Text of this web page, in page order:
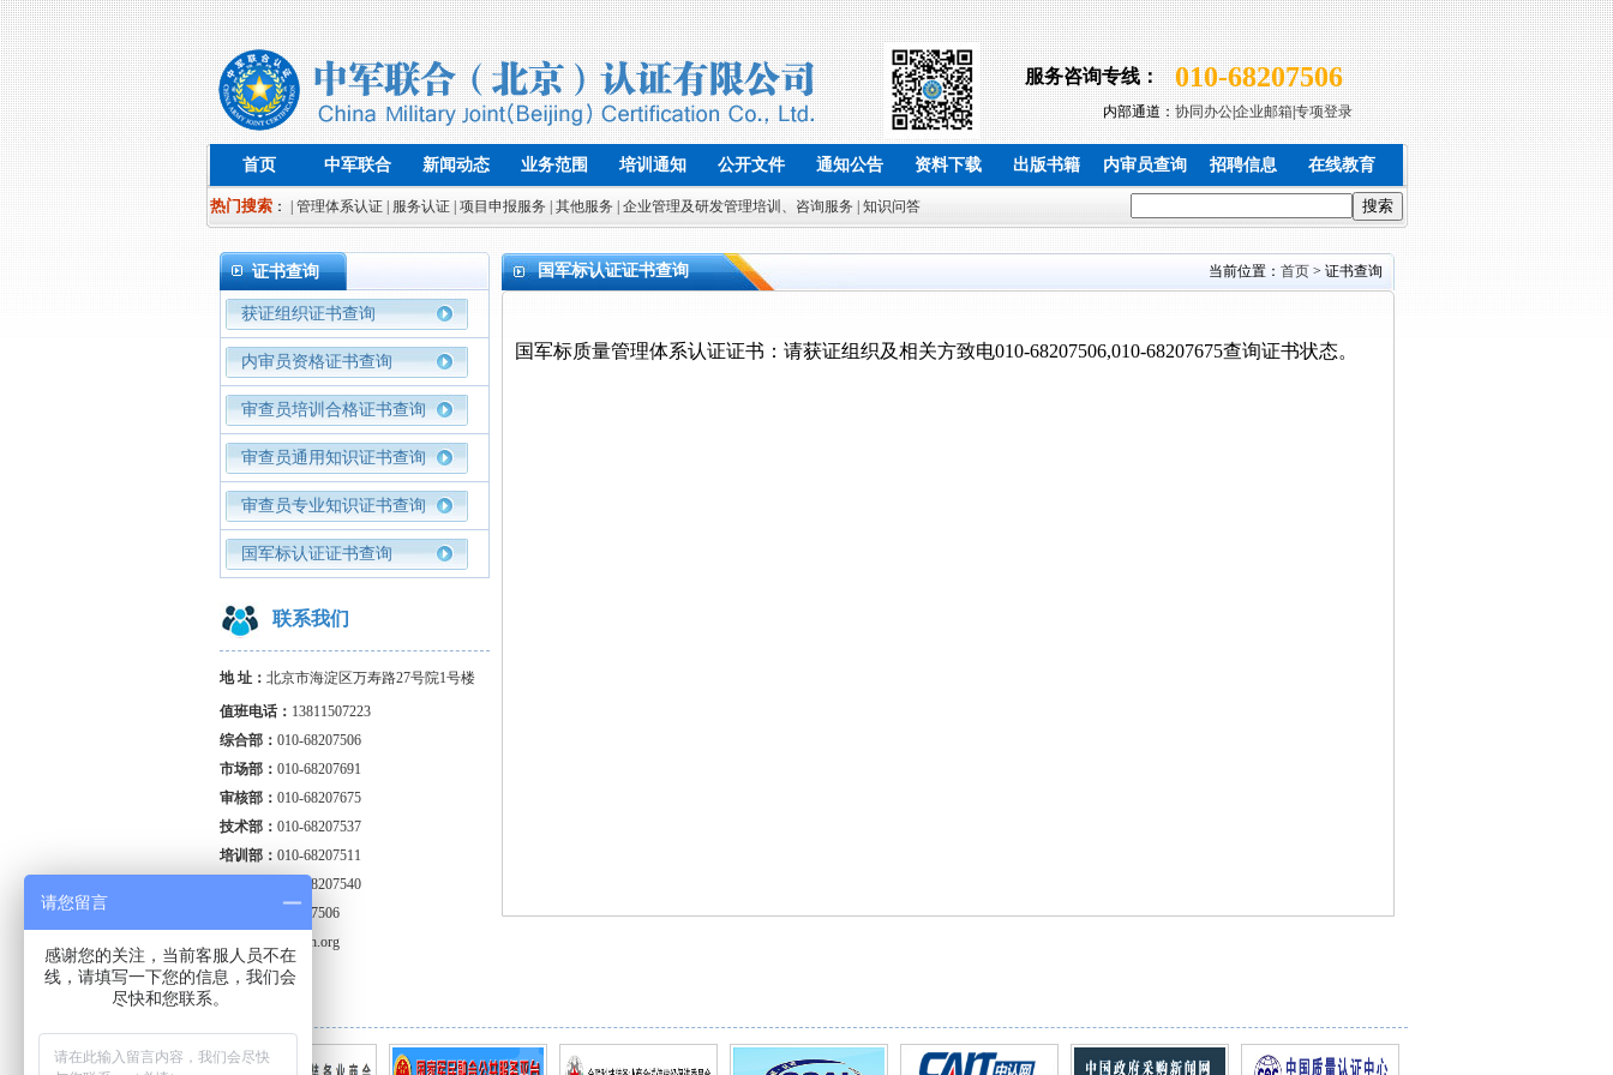
服务咨询专线： 010-68207506
内部通道：协同办公|企业邮箱|专项登录
首页 中军联合 新闻动态 业务范围 培训通知 公开文件 通知公告 资料下载 出版书籍 内审员查询 招聘信息 在线教育
热门搜索： | 管理体系认证 | 服务认证 | 项目申报服务 | 其他服务 | 企业管理及研发管理培训、咨询服务 | 知识问答
国军标认证证书查询 当前位置： 首页> 证书查询
国军标质量管理体系认证证书：请获证组织及相关方致电010-68207506,010-68207675查询证书状态。
证书查询
获证组织证书查询
内审员资格证书查询
审查员培训合格证书查询
审查员通用知识证书查询
审查员专业知识证书查询
国军标认证证书查询
联系我们
地 址： 北京市海淀区万寿路27号院1号楼
值班电话： 13811507223
综合部： 010-68207506
市场部： 010-68207691
审核部： 010-68207675
技术部： 010-68207537
培训部： 010-68207511
010-68207540
010-68207506
zjlh@zjlh.org
友情链接
请您留言
感谢您的关注，当前客服人员不在
线，请填写一下您的信息，我们会
尽快和您联系。